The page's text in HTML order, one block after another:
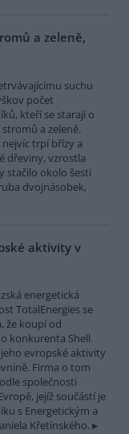
a zeleně,
suchu
počet
kteří se starají o
a zeleně.
nejvíc trpí břízy a
dřeviny, vzrostla
stačilo okolo šesti
dvojnásobek,
aktivity v
energetická
TotalEnergies se
že koupí od
konkurenta Shell
evropské aktivity
Firma o tom
společnosti
jejíž součástí je
s Energetickým a
Křetínského.